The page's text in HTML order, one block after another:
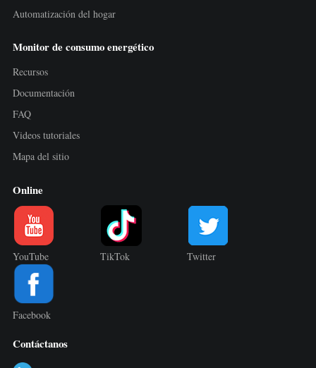
Automatización del hogar
Monitor de consumo energético
Recursos
Documentación
FAQ
Videos tutoriales
Mapa del sitio
Online
YouTube TikTok Twitter
Facebook
Contáctanos